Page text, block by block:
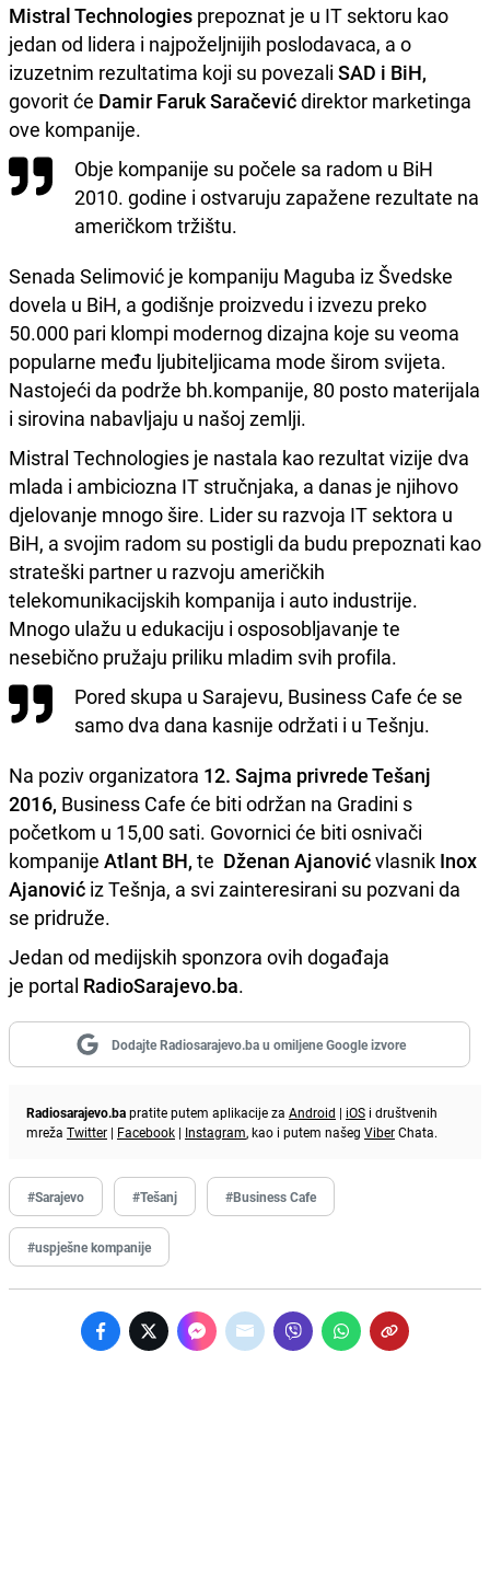
Mistral Technologies prepoznat je u IT sektoru kao
jedan od lidera i najpoželjnijih poslodavaca, a o
izuzetnim rezultatima koji su povezali SAD i BiH,
govorit će Damir Faruk Saračevićdirektor marketinga
ove kompanije.
Obje kompanije su počele sa radom u BiH
2010. godine i ostvaruju zapažene rezultate na
američkom tržištu.
Senada Selimović je kompaniju Maguba iz Švedske
dovela u BiH, a godišnje proizvedu i izvezu preko
50.000 pari klompi modernog dizajna koje su veoma
popularne među ljubiteljicama mode širom svijeta.
Nastojeći da podrže bh.kompanije, 80 posto materijala
i sirovina nabavljaju u našoj zemlji.
Mistral Technologies je nastala kao rezultat vizije dva
mlada i ambiciozna IT stručnjaka, a danas je njihovo
djelovanje mnogo šire. Lider su razvoja IT sektora u
BiH, a svojim radom su postigli da budu prepoznati kao
strateški partner u razvoju američkih
telekomunikacijskih kompanija i auto industrije.
Mnogo ulažu u edukaciju i osposobljavanje te
nesebično pružaju priliku mladim svih profila.
Pored skupa u Sarajevu, Business Cafe će se
samo dva dana kasnije održati i u Tešnju.
Na poziv organizatora 12. Sajma privrede Tešanj
2016, Business Cafe će biti održan na Gradini s
početkom u 15,00 sati. Govornici će biti osnivači
kompanije Atlant BH, te Dženan Ajanovićvlasnik Inox
Ajanović iz Tešnja, a svi zainteresirani su pozvani da
se pridruže.
Jedan od medijskih sponzora ovih događaja
je portal RadioSarajevo.ba.
Dodajte Radiosarajevo.ba u omiljene Google izvore
Radiosarajevo.bapratite putem aplikacije za Android | iOS i društvenih
mreža Twitter | Facebook | Instagram, kao i putem našeg ViberChata.
#Sarajevo #Tešanj #Business Cafe
#uspješne kompanije